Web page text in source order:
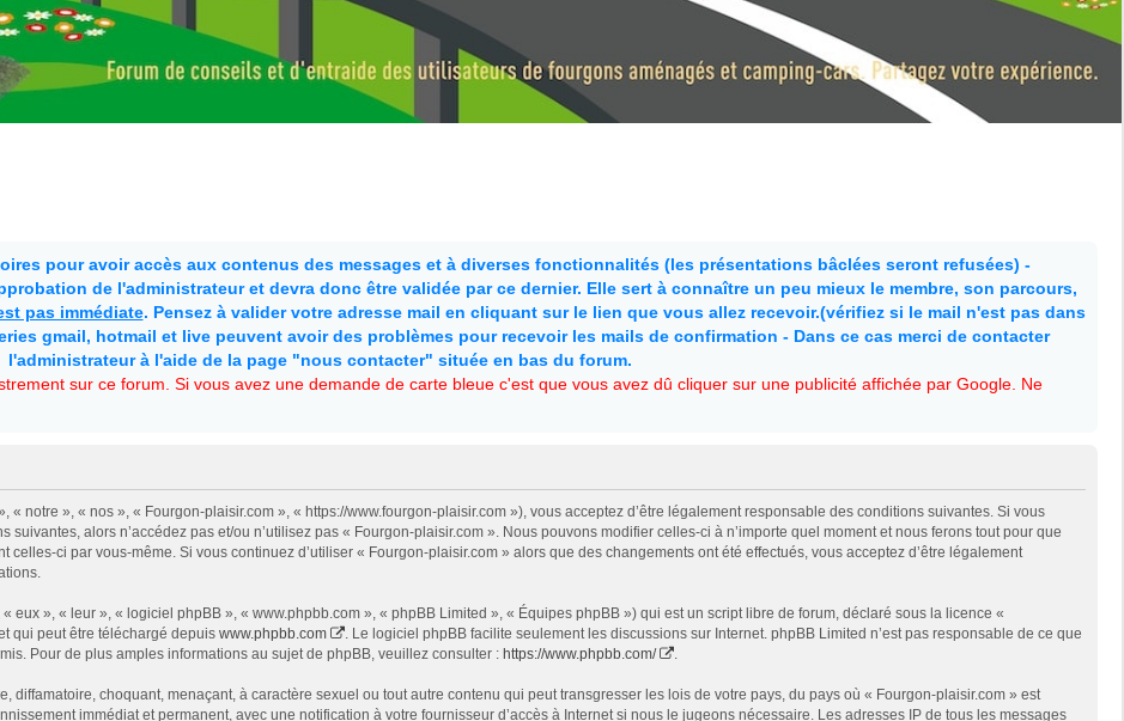
pour avoir accès aux contenus des messages et à diverses fonctionnalités (les présentations bâclées seront refusées) -
de l'administrateur et devra donc être validée par ce dernier. Elle sert à connaître un peu mieux le membre, son parcours,
pas immédiate. Pensez à valider votre adresse mail en cliquant sur le lien que vous allez recevoir.(vérifiez si le mail n'est pas dans
gmail, hotmail et live peuvent avoir des problèmes pour recevoir les mails de confirmation - Dans ce cas merci de contacter
l'administrateur à l'aide de la page "nous contacter" située en bas du forum.
sur ce forum. Si vous avez une demande de carte bleue c'est que vous avez dû cliquer sur une publicité affichée par Google. Ne
notre », « nos », « Fourgon-plaisir.com », « https://www.fourgon-plaisir.com »), vous acceptez d’être légalement responsable des conditions suivantes. Si vous
suivantes, alors n’accédez pas et/ou n’utilisez pas « Fourgon-plaisir.com ». Nous pouvons modifier celles-ci à n’importe quel moment et nous ferons tout pour que
ci par vous-même. Si vous continuez d’utiliser « Fourgon-plaisir.com » alors que des changements ont été effectués, vous acceptez d’être légalement
eux », « leur », « logiciel phpBB », « www.phpbb.com », « phpBB Limited », « Équipes phpBB ») qui est un script libre de forum, déclaré sous la licence «
qui peut être téléchargé depuis www.phpbb.com
. Le logiciel phpBB facilite seulement les discussions sur Internet. phpBB Limited n’est pas responsable de ce que
Pour de plus amples informations au sujet de phpBB, veuillez consulter : https://www.phpbb.com/ .
diffamatoire, choquant, menaçant, à caractère sexuel ou tout autre contenu qui peut transgresser les lois de votre pays, du pays où « Fourgon-plaisir.com » est
immédiat et permanent, avec une notification à votre fournisseur d’accès à Internet si nous le jugeons nécessaire. Les adresses IP de tous les messages